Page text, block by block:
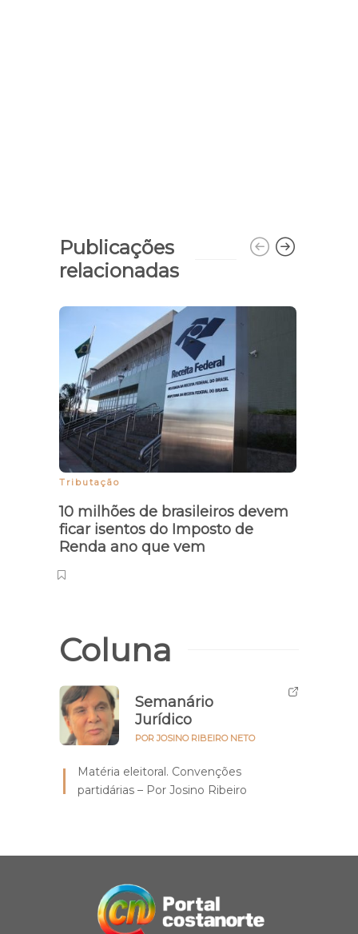
Publicações
relacionadas
Tributação
10 milhões de brasileiros devem
ficar isentos do Imposto de
Renda ano que vem
Coluna
Semanário
Jurídico
POR JOSINO RIBEIRO NETO
Matéria eleitoral. Convenções
partidárias – Por Josino Ribeiro